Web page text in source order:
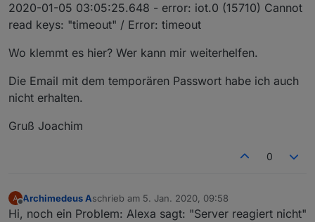
2020-01-05 03:05:25.648 - error: iot.0 (15710) Cannot
read keys: "timeout" / Error: timeout
Wo klemmt es hier? Wer kann mir weiterhelfen.
Die Email mit dem temporären Passwort habe ich auch
nicht erhalten.
Gruß Joachim
0
Offline
Archimedeus Aschrieb am 5. Jan. 2020, 09:58
zuletzt editiert von
Hi, noch ein Problem: Alexa sagt: "Server reagiert nicht"